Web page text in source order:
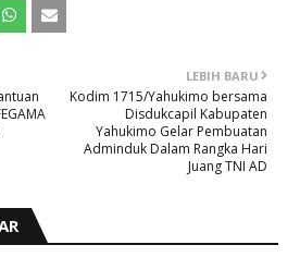
LEBIH BARU
Kodim 1715/Yahukimo bersama
Disdukcapil Kabupaten
Yahukimo Gelar Pembuatan
Adminduk Dalam Rangka Hari
Juang TNI AD